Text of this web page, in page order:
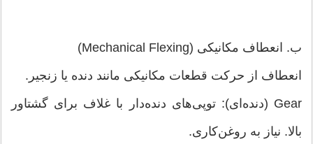
ب. انعطاف مکانیکی (Mechanical Flexing)
انعطاف از حرکت قطعات مکانیکی مانند دنده یا زنجیر.
Gear (دنده‌ای): توپی‌های دنده‌دار با غلاف برای گشتاور
بالا. نیاز به روغن‌کاری.